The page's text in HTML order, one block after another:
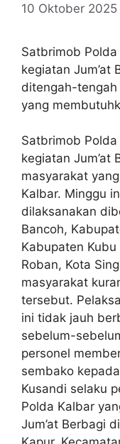
10 Oktober 2025
Satbrimob
kegiatan Jum’at
ditengah-tengah
yang
Satbrimob
kegiatan Jum’at
masyarakat
Kalbar. Minggu
dilaksanakan
Bancoh,
Kabupaten
Roban, Kota
masyarakat
tersebut.
ini tidak jauh
sebelum-
personel
sembako
Kusandi selaku
Polda Kalbar
Jum’at Berbagi